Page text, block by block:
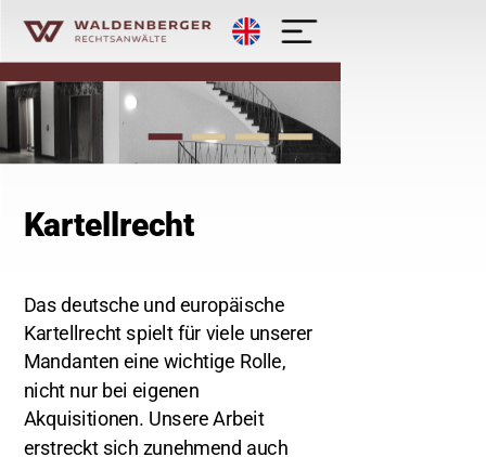
English Waldenberger Rechtsanwälte -
Kartellrecht
Das deutsche und europäische
Kartellrecht spielt für viele unserer
Mandanten eine wichtige Rolle,
nicht nur bei eigenen
Akquisitionen. Unsere Arbeit
erstreckt sich zunehmend auch